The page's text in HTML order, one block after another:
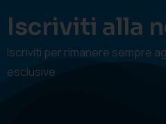
Iscriviti alla
Iscriviti per rimanere sempre
esclusive